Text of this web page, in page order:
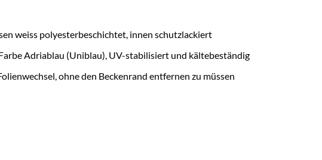
weiss polyesterbeschichtet, innen schutzlackiert
Adriablau (Uniblau), UV-stabilisiert und kältebeständig
ohne den Beckenrand entfernen zu müssen